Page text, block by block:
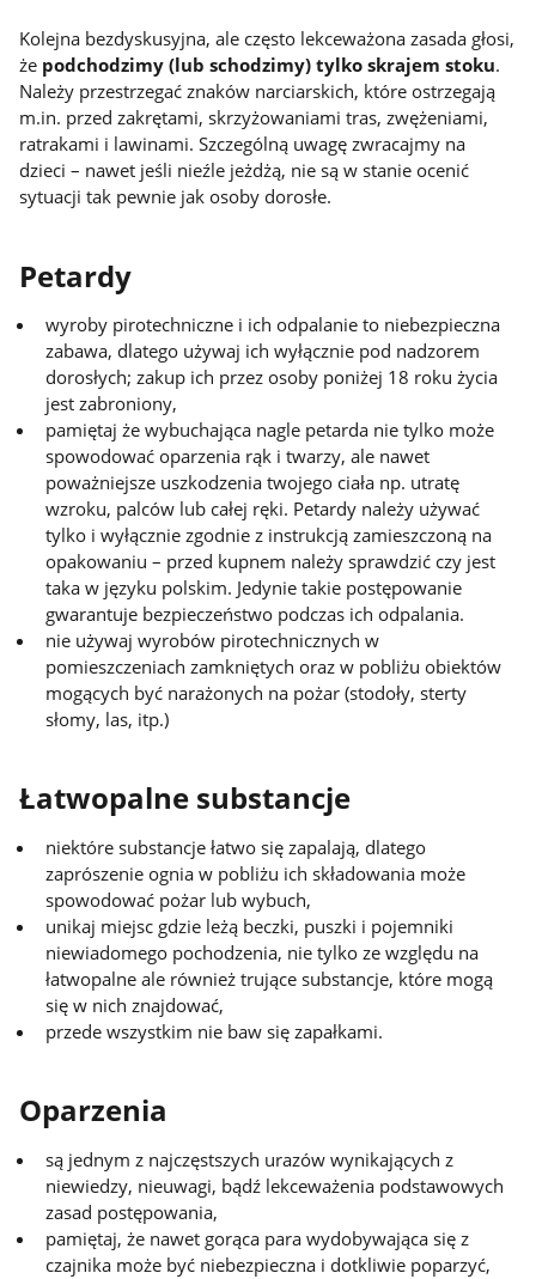
Kolejna bezdyskusyjna, ale często lekceważona zasada głosi,
że podchodzimy (lub schodzimy) tylko skrajem stoku.
Należy przestrzegać znaków narciarskich, które ostrzegają
m.in. przed zakrętami, skrzyżowaniami tras, zwężeniami,
ratrakami i lawinami. Szczególną uwagę zwracajmy na
dzieci – nawet jeśli nieźle jeżdżą, nie są w stanie ocenić
sytuacji tak pewnie jak osoby dorosłe.
Petardy
wyroby pirotechniczne i ich odpalanie to niebezpieczna
zabawa, dlatego używaj ich wyłącznie pod nadzorem
dorosłych; zakup ich przez osoby poniżej 18 roku życia
jest zabroniony,
pamiętaj że wybuchająca nagle petarda nie tylko może
spowodować oparzenia rąk i twarzy, ale nawet
poważniejsze uszkodzenia twojego ciała np. utratę
wzroku, palców lub całej ręki. Petardy należy używać
tylko i wyłącznie zgodnie z instrukcją zamieszczoną na
opakowaniu – przed kupnem należy sprawdzić czy jest
taka w języku polskim. Jedynie takie postępowanie
gwarantuje bezpieczeństwo podczas ich odpalania.
nie używaj wyrobów pirotechnicznych w
pomieszczeniach zamkniętych oraz w pobliżu obiektów
mogących być narażonych na pożar (stodoły, sterty
słomy, las, itp.)
Łatwopalne substancje
niektóre substancje łatwo się zapalają, dlatego
zaprószenie ognia w pobliżu ich składowania może
spowodować pożar lub wybuch,
unikaj miejsc gdzie leżą beczki, puszki i pojemniki
niewiadomego pochodzenia, nie tylko ze względu na
łatwopalne ale również trujące substancje, które mogą
się w nich znajdować,
przede wszystkim nie baw się zapałkami.
Oparzenia
są jednym z najczęstszych urazów wynikających z
niewiedzy, nieuwagi, bądź lekceważenia podstawowych
zasad postępowania,
pamiętaj, że nawet gorąca para wydobywająca się z
czajnika może być niebezpieczna i dotkliwie poparzyć,